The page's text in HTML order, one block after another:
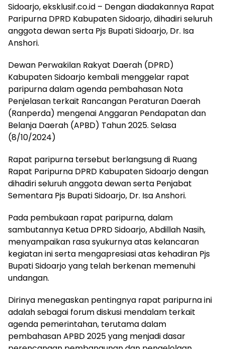
Sidoarjo, eksklusif.co.id – Dengan diadakannya Rapat
Paripurna DPRD Kabupaten Sidoarjo, dihadiri seluruh
anggota dewan serta Pjs Bupati Sidoarjo, Dr. Isa
Anshori.
Dewan Perwakilan Rakyat Daerah (DPRD)
Kabupaten Sidoarjo kembali menggelar rapat
paripurna dalam agenda pembahasan Nota
Penjelasan terkait Rancangan Peraturan Daerah
(Ranperda) mengenai Anggaran Pendapatan dan
Belanja Daerah (APBD) Tahun 2025. Selasa
(8/10/2024)
Rapat paripurna tersebut berlangsung di Ruang
Rapat Paripurna DPRD Kabupaten Sidoarjo dengan
dihadiri seluruh anggota dewan serta Penjabat
Sementara Pjs Bupati Sidoarjo, Dr. Isa Anshori.
Pada pembukaan rapat paripurna, dalam
sambutannya Ketua DPRD Sidoarjo, Abdillah Nasih,
menyampaikan rasa syukurnya atas kelancaran
kegiatan ini serta mengapresiasi atas kehadiran Pjs
Bupati Sidoarjo yang telah berkenan memenuhi
undangan.
Dirinya menegaskan pentingnya rapat paripurna ini
adalah sebagai forum diskusi mendalam terkait
agenda pemerintahan, terutama dalam
pembahasan APBD 2025 yang menjadi dasar